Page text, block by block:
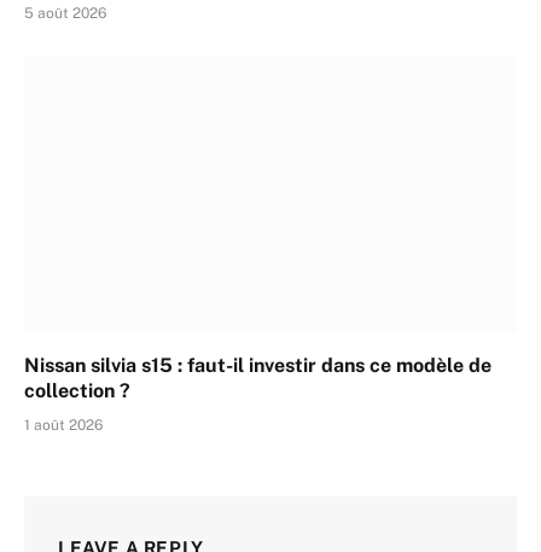
5 août 2026
Nissan silvia s15 : faut-il investir dans ce modèle de
collection ?
1 août 2026
LEAVE A REPLY